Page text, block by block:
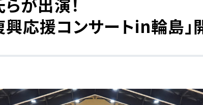
応援コンサートin輪島」